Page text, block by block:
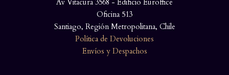
Av Vitacura 3568 - Edificio Euroffice
Oficina 513
Santiago, Región Metropolitana, Chile
Política de Devoluciones
Envíos y Despachos